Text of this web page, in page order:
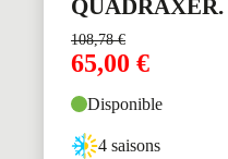
QUADRAXER.
108,78€
65,00 €
Disponible
4 saisons